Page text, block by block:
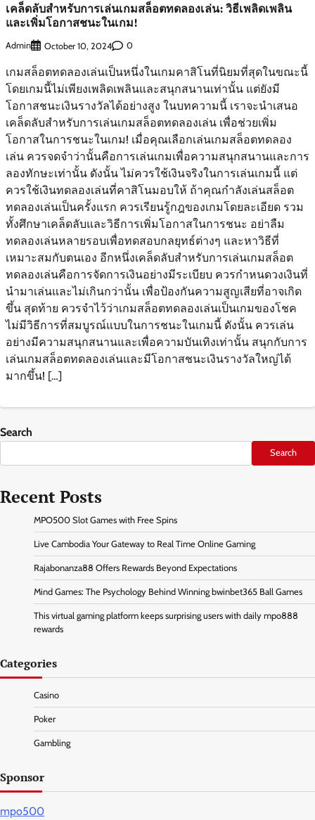
เคล็ดลับสำหรับการเล่นเกมสล็อตทดลองเล่น: วิธีเพลิดเพลิน
และเพิ่มโอกาสชนะในเกม!
Admin October 10, 2024 0
เกมสล็อตทดลองเล่นเป็นหนึ่งในเกมคาสิโนที่นิยมที่สุดในขณะนี้
โดยเกมนี้ไม่เพียงเพลิดเพลินและสนุกสนานเท่านั้น แต่ยังมี
โอกาสชนะเงินรางวัลได้อย่างสูง ในบทความนี้ เราจะนำเสนอ
เคล็ดลับสำหรับการเล่นเกมสล็อตทดลองเล่น เพื่อช่วยเพิ่ม
โอกาสในการชนะในเกม! เมื่อคุณเลือกเล่นเกมสล็อตทดลอง
เล่น ควรจดจำว่านั้นคือการเล่นเกมเพื่อความสนุกสนานและการ
ลองทักษะเท่านั้น ดังนั้น ไม่ควรใช้เงินจริงในการเล่นเกมนี้ แต่
ควรใช้เงินทดลองเล่นที่คาสิโนมอบให้ ถ้าคุณกำลังเล่นสล็อต
ทดลองเล่นเป็นครั้งแรก ควรเรียนรู้กฎของเกมโดยละเอียด รวม
ทั้งศึกษาเคล็ดลับและวิธีการเพิ่มโอกาสในการชนะ อย่าลืม
ทดลองเล่นหลายรอบเพื่อทดสอบกลยุทธ์ต่างๆ และหาวิธีที่
เหมาะสมกับตนเอง อีกหนึ่งเคล็ดลับสำหรับการเล่นเกมสล็อต
ทดลองเล่นคือการจัดการเงินอย่างมีระเบียบ ควรกำหนดวงเงินที่
นำมาเล่นและไม่เกินกว่านั้น เพื่อป้องกันความสูญเสียที่อาจเกิด
ขึ้น สุดท้าย ควรจำไว้ว่าเกมสล็อตทดลองเล่นเป็นเกมของโชค
ไม่มีวิธีการที่สมบูรณ์แบบในการชนะในเกมนี้ ดังนั้น ควรเล่น
อย่างมีความสนุกสนานและเพื่อความบันเทิงเท่านั้น สนุกกับการ
เล่นเกมสล็อตทดลองเล่นและมีโอกาสชนะเงินรางวัลใหญ่ได้
มากขึ้น! […]
Search
Search
Recent Posts
MPO500 Slot Games with Free Spins
Live Cambodia Your Gateway to Real Time Online Gaming
Rajabonanza88 Offers Rewards Beyond Expectations
Mind Games: The Psychology Behind Winning bwinbet365 Ball Games
This virtual gaming platform keeps surprising users with daily mpo888
rewards
Categories
Casino
Poker
Gambling
Sponsor
mpo500